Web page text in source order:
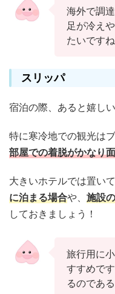
海外で調
足が冷え
たいですね
スリッパ
宿泊の際、あると嬉し
特に寒冷地での観光は
部屋での着脱がかなり
大きいホテルでは置い
に泊まる場合や、 施設
しておきましょう！
旅行用に
すすめで
るのであ